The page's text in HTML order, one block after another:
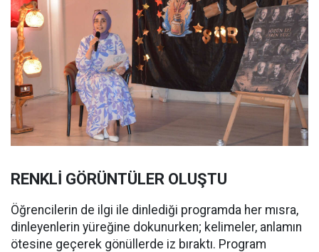
RENKLİ GÖRÜNTÜLER OLUŞTU
Öğrencilerin de ilgi ile dinlediği programda her mısra,
dinleyenlerin yüreğine dokunurken; kelimeler, anlamın
ötesine geçerek gönüllerde iz bıraktı. Program